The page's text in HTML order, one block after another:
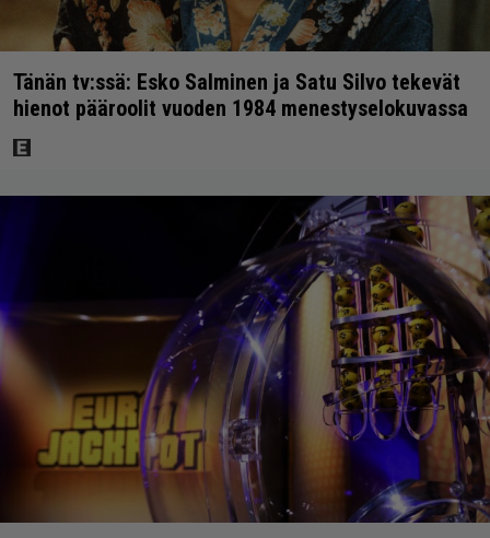
Tänän tv:ssä: Esko Salminen ja Satu Silvo tekevät
hienot pääroolit vuoden 1984 menestyselokuvassa